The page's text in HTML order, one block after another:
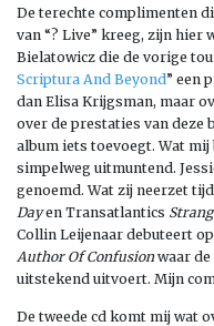
De terechte complimenten
van “? Live” kreeg, zijn hier
Bielatowicz die de vorige
Scriptura And Beyond ” een
dan Elisa Krijgsman, maar
over de prestaties van deze
album iets toevoegt. Wat
simpelweg uitmuntend.
genoemd. Wat zij neerzet
Dayen Transatlantics
Collin Leijenaar debuteert
Author Of Confusionwaar de
uitstekend uitvoert. Mijn
De tweede cd komt mij wat